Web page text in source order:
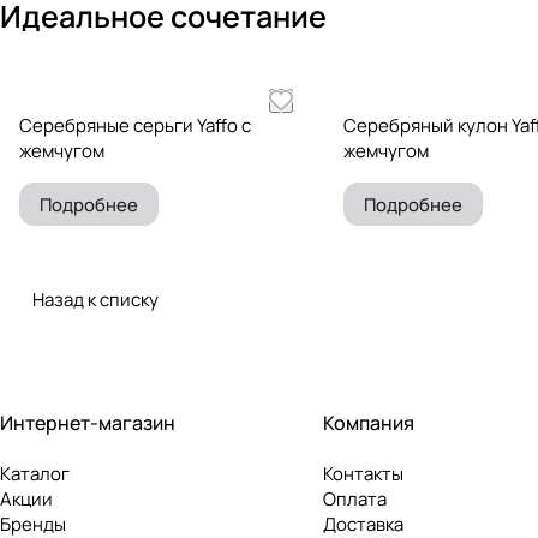
Идеальное сочетание
Серебряные серьги Yaffo с
жемчугом
Подробнее
Серебряный кулон
жемчугом
Подробнее
Назад к списку
Интернет-магазин
Каталог
Акции
Бренды
Компания
Контакты
Оплата
Доставка